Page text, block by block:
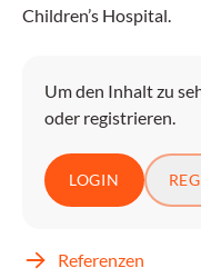
Children’s Hospital.
Um den Inhalt zu
oder registrieren.
LOGIN
Referenzen